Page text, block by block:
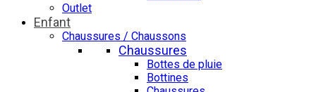
Outlet
Enfant
Chaussures / Chaussons
Chaussures
Bottes de pluie
Bottines